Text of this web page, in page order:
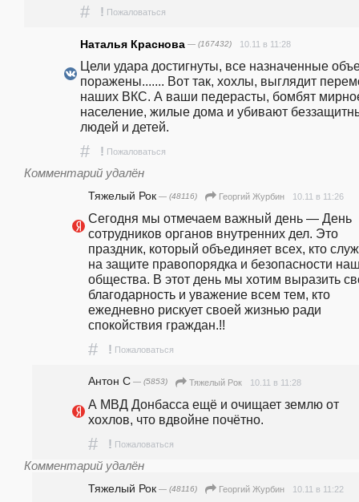
# ! Пожаловаться
Наталья Краснова — (167432) 10.11 в 11:28
Цели удара достигнуты, все назначенные
поражены....... Вот так, хохлы, выглядит
наших ВКС. А ваши педерасты, бомбят
население, жилые дома и убивают
людей и детей.
# ! Пожаловаться
Комментарий удалён
Тяжелый Рок — (48116) Георгий Журбин 10.11 в 11:26
Сегодня мы отмечаем важный день — День
сотрудников органов внутренних дел. Это
праздник, который объединяет всех, кто
на защите правопорядка и безопасности
общества. В этот день мы хотим выразить
благодарность и уважение всем тем, кто
ежедневно рискует своей жизнью ради
спокойствия граждан.!!
# ! Пожаловаться
Антон С — (5853) Тяжелый Рок 10.11 в 11:28
А МВД Донбасса ещё и очищает землю от
хохлов, что вдвойне почётно.
# ! Пожаловаться
Комментарий удалён
Тяжелый Рок — (48116) Георгий Журбин 10.11 в 11:22